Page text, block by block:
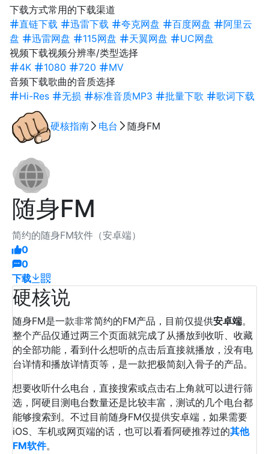
下载方式常用的下载渠道
直链下载
迅雷下载 夸克网盘 百度网盘
阿里云
盘
迅雷网盘 115网盘 天翼网盘
UC网盘
视频下载视频分辨率/类型选择
4K
1080 720
MV
音频下载歌曲的音质选择
Hi-Res
无损 标准音质MP3 批量下歌 歌词下载
硬核指南 电台 随身FM
随身FM
简约的随身FM软件（安卓端）
0
0
下载
硬核说
随身FM是一款非常简约的FM产品，目前仅提供安卓端。
整个产品仅通过两三个页面就完成了从播放到收听、收藏
的全部功能，看到什么想听的点击后直接就播放，没有电
台详情和播放详情页等，是一款把极简刻入骨子的产品。
想要收听什么电台，直接搜索或点击右上角就可以进行筛
选，阿硬目测电台数量还是比较丰富，测试的几个电台都
能够搜索到。不过目前随身FM仅提供安卓端，如果需要
iOS、车机或网页端的话，也可以看看阿硬推荐过的其他
FM软件。